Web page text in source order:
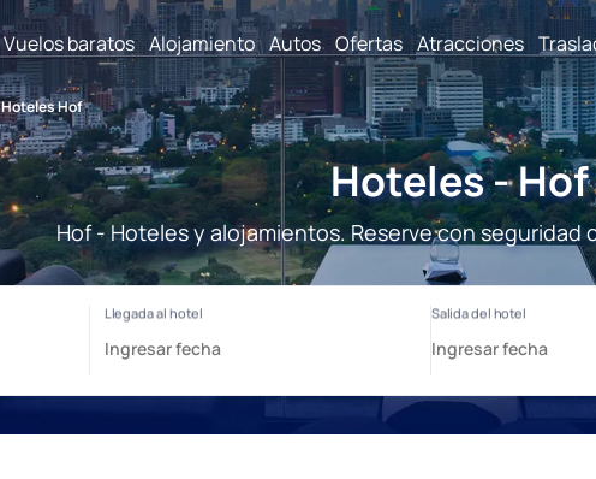
Vuelos baratos Alojamiento Autos Ofertas Atracciones
Hoteles Hof
Hoteles - Hof
Hof - Hoteles y alojamientos. Reserve con seguridad